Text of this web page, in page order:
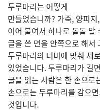
두루마리는 어떻게
만들었습니까? 가죽, 양피
이어 붙여서 하나로 돌돌 말
글을 쓴 면을 안쪽으로 해서
두루마리의 너비에 맞춰 세
있었습니다. 두루마리가 길
글을 읽는 사람은 한 손으로
손으로는 두루마리를 감으
것입니다.